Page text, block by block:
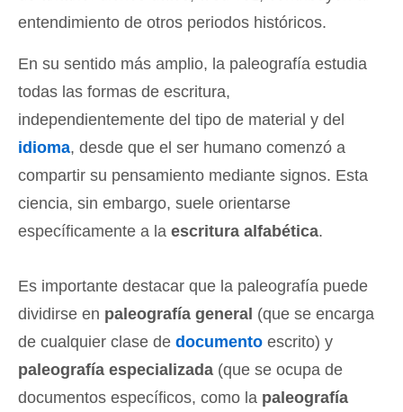
entendimiento de otros periodos históricos.
En su sentido más amplio, la paleografía estudia
todas las formas de escritura,
independientemente del tipo de material y del
idioma, desde que el ser humano comenzó a
compartir su pensamiento mediante signos. Esta
ciencia, sin embargo, suele orientarse
específicamente a la escritura alfabética.
Es importante destacar que la paleografía puede
dividirse en paleografía general (que se encarga
de cualquier clase de documento escrito) y
paleografía especializada (que se ocupa de
documentos específicos, como la paleografía